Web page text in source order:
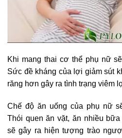
Khi mang thai cơ thể phụ nữ
Sức đề kháng của lợi giảm sút
răng hơn gây ra tình trạng viêm
Chế độ ăn uống của phụ nữ
Thói quen ăn vặt, ăn nhiều
sẽ gây ra hiện tượng trào